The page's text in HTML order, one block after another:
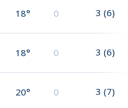
18° 0 3 (6)
18° 0 3 (6)
20° 0 3 (7)